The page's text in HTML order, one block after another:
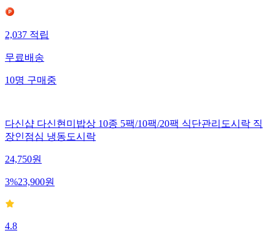
2,037적립
무료배송
10명구매중
다신샵 다신현미밥상 10종 5팩/10팩/20팩 식단관리도시락 직
장인점심 냉동도시락
24,750원
3%23,900원
4.8